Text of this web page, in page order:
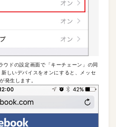
ウドの設定画面で「キーチェーン」の同
しいデバイスをオンにすると、メッセ
発生します。